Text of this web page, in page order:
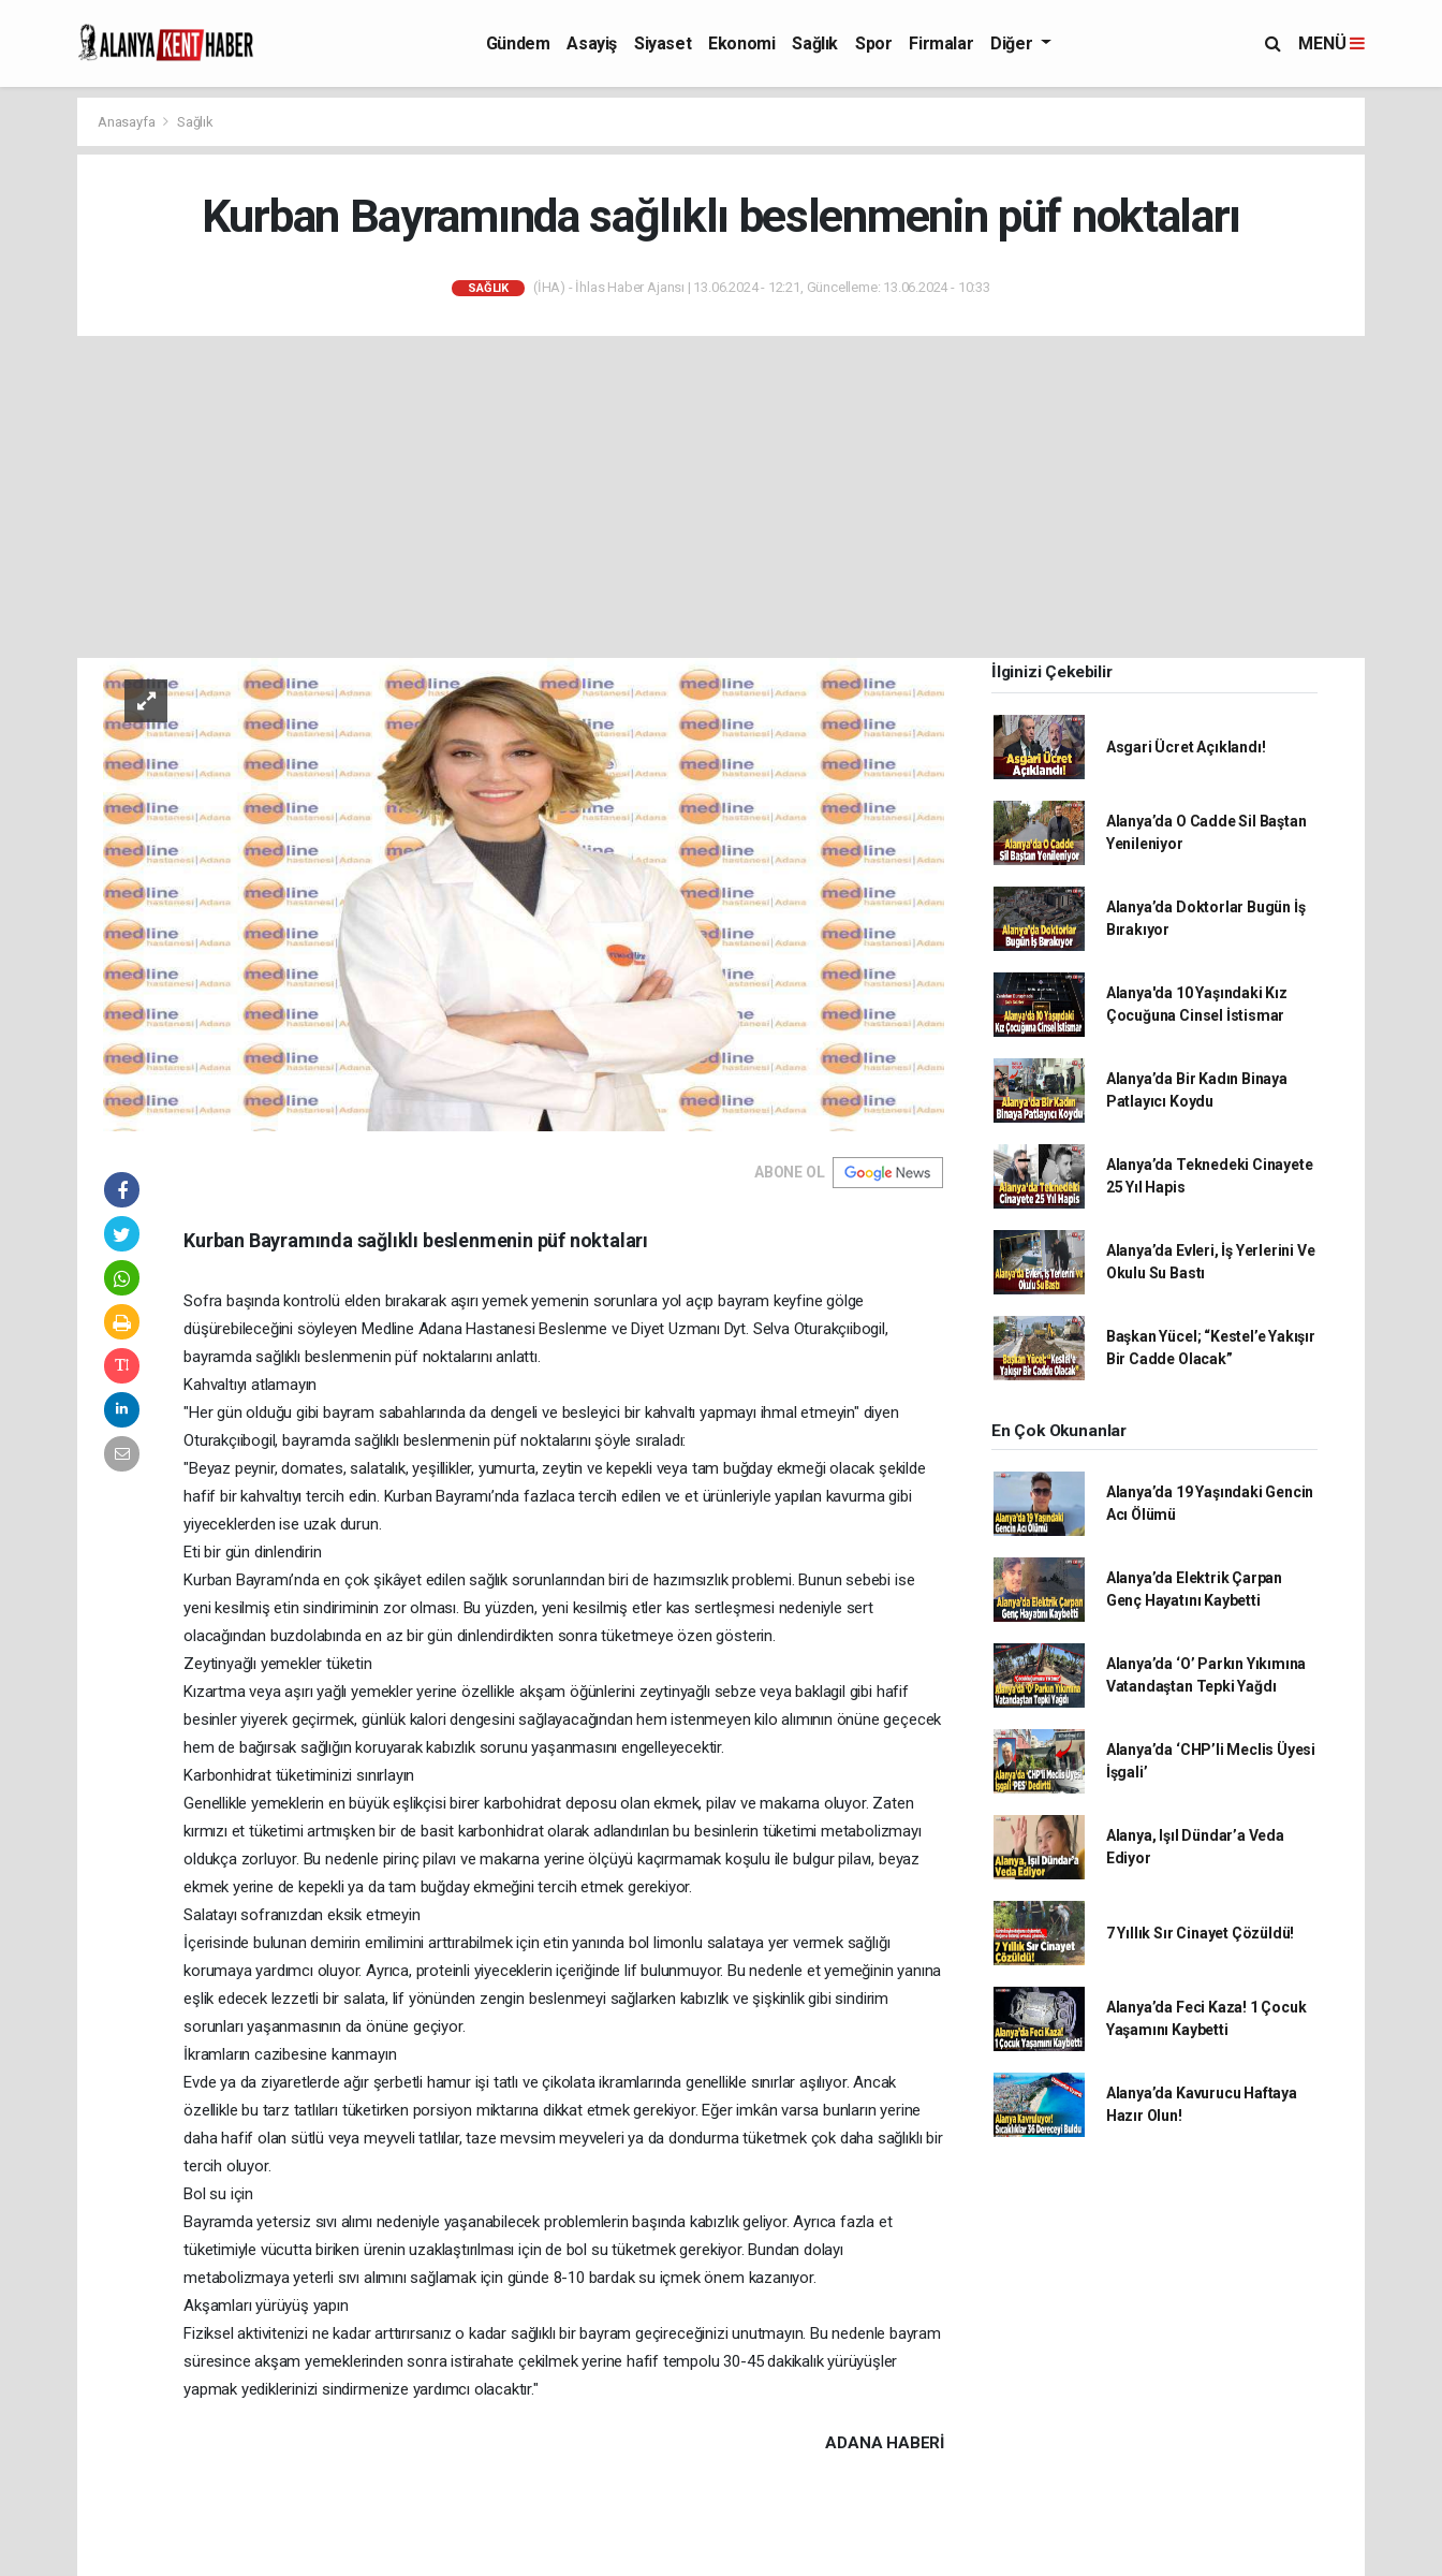
Gündem Asayiş Siyaset Ekonomi Sağlık Spor Firmalar Diğer MENÜ
Anasayfa Sağlık
Kurban Bayramında sağlıklı beslenmenin püf noktaları
SAĞLIK (İHA) - İhlas Haber Ajansı | 13.06.2024 - 12:21, Güncelleme: 13.06.2024 - 10:33
ABONE OL
Kurban Bayramında sağlıklı beslenmenin püf noktaları
Sofra başında kontrolü elden bırakarak aşırı yemek yemenin sorunlara yol açıp bayram keyfine gölge
düşürebileceğini söyleyen Medline Adana Hastanesi Beslenme ve Diyet Uzmanı Dyt. Selva Oturakçıibogil,
bayramda sağlıklı beslenmenin püf noktalarını anlattı.
Kahvaltıyı atlamayın
"Her gün olduğu gibi bayram sabahlarında da dengeli ve besleyici bir kahvaltı yapmayı ihmal etmeyin" diyen
Oturakçıibogil, bayramda sağlıklı beslenmenin püf noktalarını şöyle sıraladı:
"Beyaz peynir, domates, salatalık, yeşillikler, yumurta, zeytin ve kepekli veya tam buğday ekmeği olacak şekilde
hafif bir kahvaltıyı tercih edin. Kurban Bayramı’nda fazlaca tercih edilen ve et ürünleriyle yapılan kavurma gibi
yiyeceklerden ise uzak durun.
Eti bir gün dinlendirin
Kurban Bayramı’nda en çok şikâyet edilen sağlık sorunlarından biri de hazımsızlık problemi. Bunun sebebi ise
yeni kesilmiş etin sindiriminin zor olması. Bu yüzden, yeni kesilmiş etler kas sertleşmesi nedeniyle sert
olacağından buzdolabında en az bir gün dinlendirdikten sonra tüketmeye özen gösterin.
Zeytinyağlı yemekler tüketin
Kızartma veya aşırı yağlı yemekler yerine özellikle akşam öğünlerini zeytinyağlı sebze veya baklagil gibi hafif
besinler yiyerek geçirmek, günlük kalori dengesini sağlayacağından hem istenmeyen kilo alımının önüne geçecek
hem de bağırsak sağlığın koruyarak kabızlık sorunu yaşanmasını engelleyecektir.
Karbonhidrat tüketiminizi sınırlayın
Genellikle yemeklerin en büyük eşlikçisi birer karbohidrat deposu olan ekmek, pilav ve makarna oluyor. Zaten
kırmızı et tüketimi artmışken bir de basit karbonhidrat olarak adlandırılan bu besinlerin tüketimi metabolizmayı
oldukça zorluyor. Bu nedenle pirinç pilavı ve makarna yerine ölçüyü kaçırmamak koşulu ile bulgur pilavı, beyaz
ekmek yerine de kepekli ya da tam buğday ekmeğini tercih etmek gerekiyor.
Salatayı sofranızdan eksik etmeyin
İçerisinde bulunan demirin emilimini arttırabilmek için etin yanında bol limonlu salataya yer vermek sağlığı
korumaya yardımcı oluyor. Ayrıca, proteinli yiyeceklerin içeriğinde lif bulunmuyor. Bu nedenle et yemeğinin yanına
eşlik edecek lezzetli bir salata, lif yönünden zengin beslenmeyi sağlarken kabızlık ve şişkinlik gibi sindirim
sorunları yaşanmasının da önüne geçiyor.
İkramların cazibesine kanmayın
Evde ya da ziyaretlerde ağır şerbetli hamur işi tatlı ve çikolata ikramlarında genellikle sınırlar aşılıyor. Ancak
özellikle bu tarz tatlıları tüketirken porsiyon miktarına dikkat etmek gerekiyor. Eğer imkân varsa bunların yerine
daha hafif olan sütlü veya meyveli tatlılar, taze mevsim meyveleri ya da dondurma tüketmek çok daha sağlıklı bir
tercih oluyor.
Bol su için
Bayramda yetersiz sıvı alımı nedeniyle yaşanabilecek problemlerin başında kabızlık geliyor. Ayrıca fazla et
tüketimiyle vücutta biriken ürenin uzaklaştırılması için de bol su tüketmek gerekiyor. Bundan dolayı
metabolizmaya yeterli sıvı alımını sağlamak için günde 8-10 bardak su içmek önem kazanıyor.
Akşamları yürüyüş yapın
Fiziksel aktivitenizi ne kadar arttırırsanız o kadar sağlıklı bir bayram geçireceğinizi unutmayın. Bu nedenle bayram
süresince akşam yemeklerinden sonra istirahate çekilmek yerine hafif tempolu 30-45 dakikalık yürüyüşler
yapmak yediklerinizi sindirmenize yardımcı olacaktır."
ADANA HABERİ
İlginizi Çekebilir
Asgari Ücret Açıklandı!
Alanya’da O Cadde Sil Baştan
Yenileniyor
Alanya’da Doktorlar Bugün İş
Bırakıyor
Alanya'da 10 Yaşındaki Kız
Çocuğuna Cinsel İstismar
Alanya’da Bir Kadın Binaya
Patlayıcı Koydu
Alanya’da Teknedeki Cinayete
25 Yıl Hapis
Alanya’da Evleri, İş Yerlerini Ve
Okulu Su Bastı
Başkan Yücel; “Kestel’e Yakışır
Bir Cadde Olacak”
En Çok Okunanlar
Alanya’da 19 Yaşındaki Gencin
Acı Ölümü
Alanya’da Elektrik Çarpan
Genç Hayatını Kaybetti
Alanya’da ‘O’ Parkın Yıkımına
Vatandaştan Tepki Yağdı
Alanya’da ‘CHP’li Meclis Üyesi
İşgali’
Alanya, Işıl Dündar’a Veda
Ediyor
7 Yıllık Sır Cinayet Çözüldü!
Alanya’da Feci Kaza! 1 Çocuk
Yaşamını Kaybetti
Alanya’da Kavurucu Haftaya
Hazır Olun!